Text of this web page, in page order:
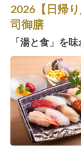
2026【日帰
司御膳
「湯と食」を